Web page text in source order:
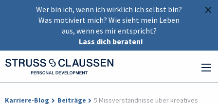
×
Wer bin ich, wenn ich wirklich ich selbst bin?
Was motiviert mich? Wie sieht mein Leben
aus, wenn es mir entspricht?
Lass dich beraten!
Karriere-Blog Beiträge
5 Missverständnisse über kreatives